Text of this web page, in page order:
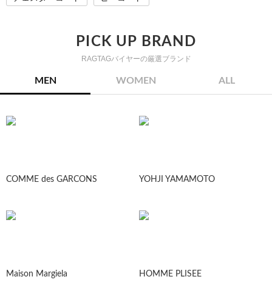
PICK UP BRAND
RAGTAGバイヤーの厳選ブランド
MEN WOMEN ALL
COMME des GARCONS YOHJI YAMAMOTO
Maison Margiela HOMME PLISEE